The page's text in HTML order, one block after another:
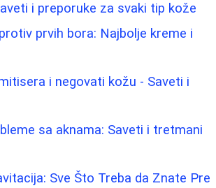
i preporuke za svaki tip kože
prvih bora: Najbolje kreme i
i negovati kožu - Saveti i
sa aknama: Saveti i tretmani
Sve Što Treba da Znate Pre